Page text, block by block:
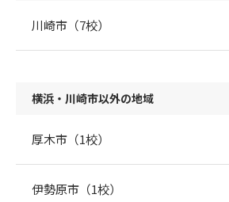
川崎市（7校）
横浜・川崎市以外の地域
厚木市（1校）
伊勢原市（1校）